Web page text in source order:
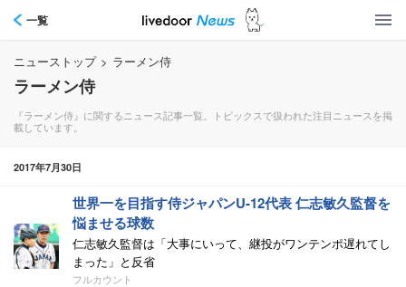
一覧
ニューストップ > ラーメン侍
ラーメン侍
『ラーメン侍』に関するニュース記事一覧。トピックスで扱われた注目ニュースを掲
載しています。
2017年7月30日
世界一を目指す侍ジャパンU-12代表 仁志敏久監督を
悩ませる球数
仁志敏久監督は「大事にいって、継投がワンテンポ遅れてし
まった」と反省
フルカウント